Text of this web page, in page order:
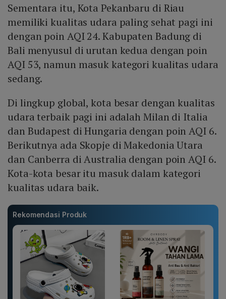
Sementara itu, Kota Pekanbaru di Riau
memiliki kualitas udara paling sehat pagi ini
dengan poin AQI 24. Kabupaten Badung di
Bali menyusul di urutan kedua dengan poin
AQI 53, namun masuk kategori kualitas udara
sedang.
Di lingkup global, kota besar dengan kualitas
udara terbaik pagi ini adalah Milan di Italia
dan Budapest di Hungaria dengan poin AQI 6.
Berikutnya ada Skopje di Makedonia Utara
dan Canberra di Australia dengan poin AQI 6.
Kota-kota besar itu masuk dalam kategori
kualitas udara baik.
Rekomendasi Produk